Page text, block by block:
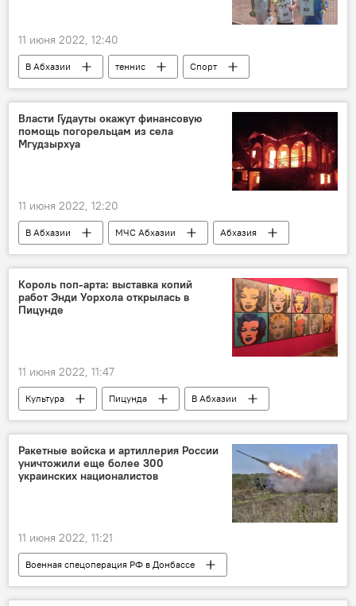
11 июня 2022, 12:40
В Абхазии теннис
Спорт
Абхазия
Гагрский район
Власти Гудауты окажут финансовую
помощь погорельцам из села
Мгудзырхуа
11 июня 2022, 12:20
В Абхазии МЧС Абхазии
Абхазия
Гудаутский район
Король поп-арта: выставка копий
работ Энди Уорхола открылась в
Пицунде
11 июня 2022, 11:47
Культура Пицунда
В Абхазии
Абхазия
Ракетные войска и артиллерия России
уничтожили еще более 300
украинских националистов
11 июня 2022, 11:21
Военная спецоперация РФ в Донбассе
Украина
Россия
Харьков